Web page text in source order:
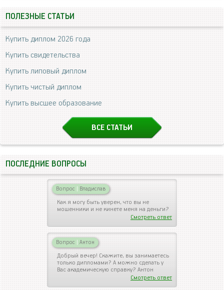
ПОЛЕЗНЫЕ СТАТЬИ
Купить диплом 2026 года
Купить свидетельства
Купить липовый диплом
Купить чистый диплом
Купить высшее образование
ВСЕ СТАТЬИ
ПОСЛЕДНИЕ ВОПРОСЫ
Вопрос | Владислав
Как я могу быть уверен, что вы не
мошенники и не кинете меня на деньги?
Смотреть ответ
Вопрос | Антон
Добрый вечер! Скажите, вы занимаетесь
только дипломами? А можно сделать у
Вас академическую справку? Антон
Смотреть ответ